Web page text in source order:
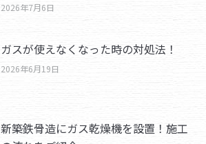
2026年7月6日
ガスが使えなくなった時の対処法！
2026年6月19日
新築鉄骨造にガス乾燥機を設置！施工